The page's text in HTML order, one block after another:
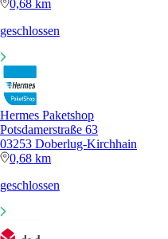
0,68 km
geschlossen
Hermes Paketshop
Potsdamerstraße 63
03253 Doberlug-Kirchhain
0,68 km
geschlossen